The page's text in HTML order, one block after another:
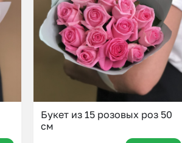
Выберите город
Или выберите из популярных
Букет из 15 розовых роз 50
см